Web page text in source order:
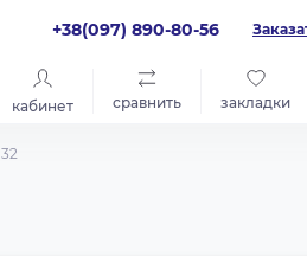
+38(097) 890-80-56
кабинет сравнить закладки